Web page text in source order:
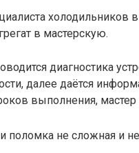
в мастерскую.
диагностика
далее даётся
выполнения, мастер
поломка не сложная и